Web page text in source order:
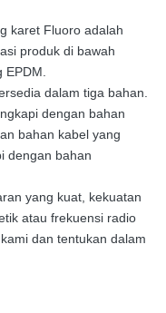
karet Fluoro adalah
produk di bawah
dalam tiga bahan.
dengan bahan
bahan kabel yang
dengan bahan
yang kuat, kekuatan
atau frekuensi radio
dan tentukan dalam